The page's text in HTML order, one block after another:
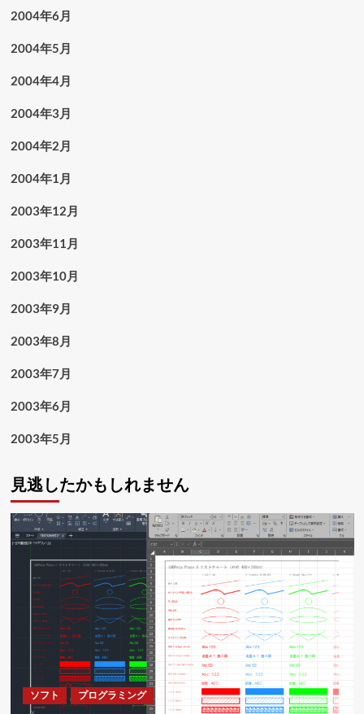
2004年6月
2004年5月
2004年4月
2004年3月
2004年2月
2004年1月
2003年12月
2003年11月
2003年10月
2003年9月
2003年8月
2003年7月
2003年6月
2003年5月
見逃したかもしれません
ソフト プログラミング